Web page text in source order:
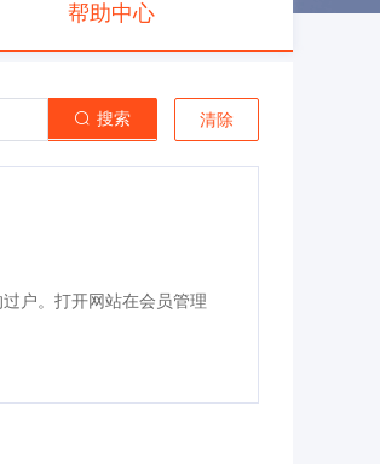
帮助中心
搜索 清除
户。打开网站在会员管理